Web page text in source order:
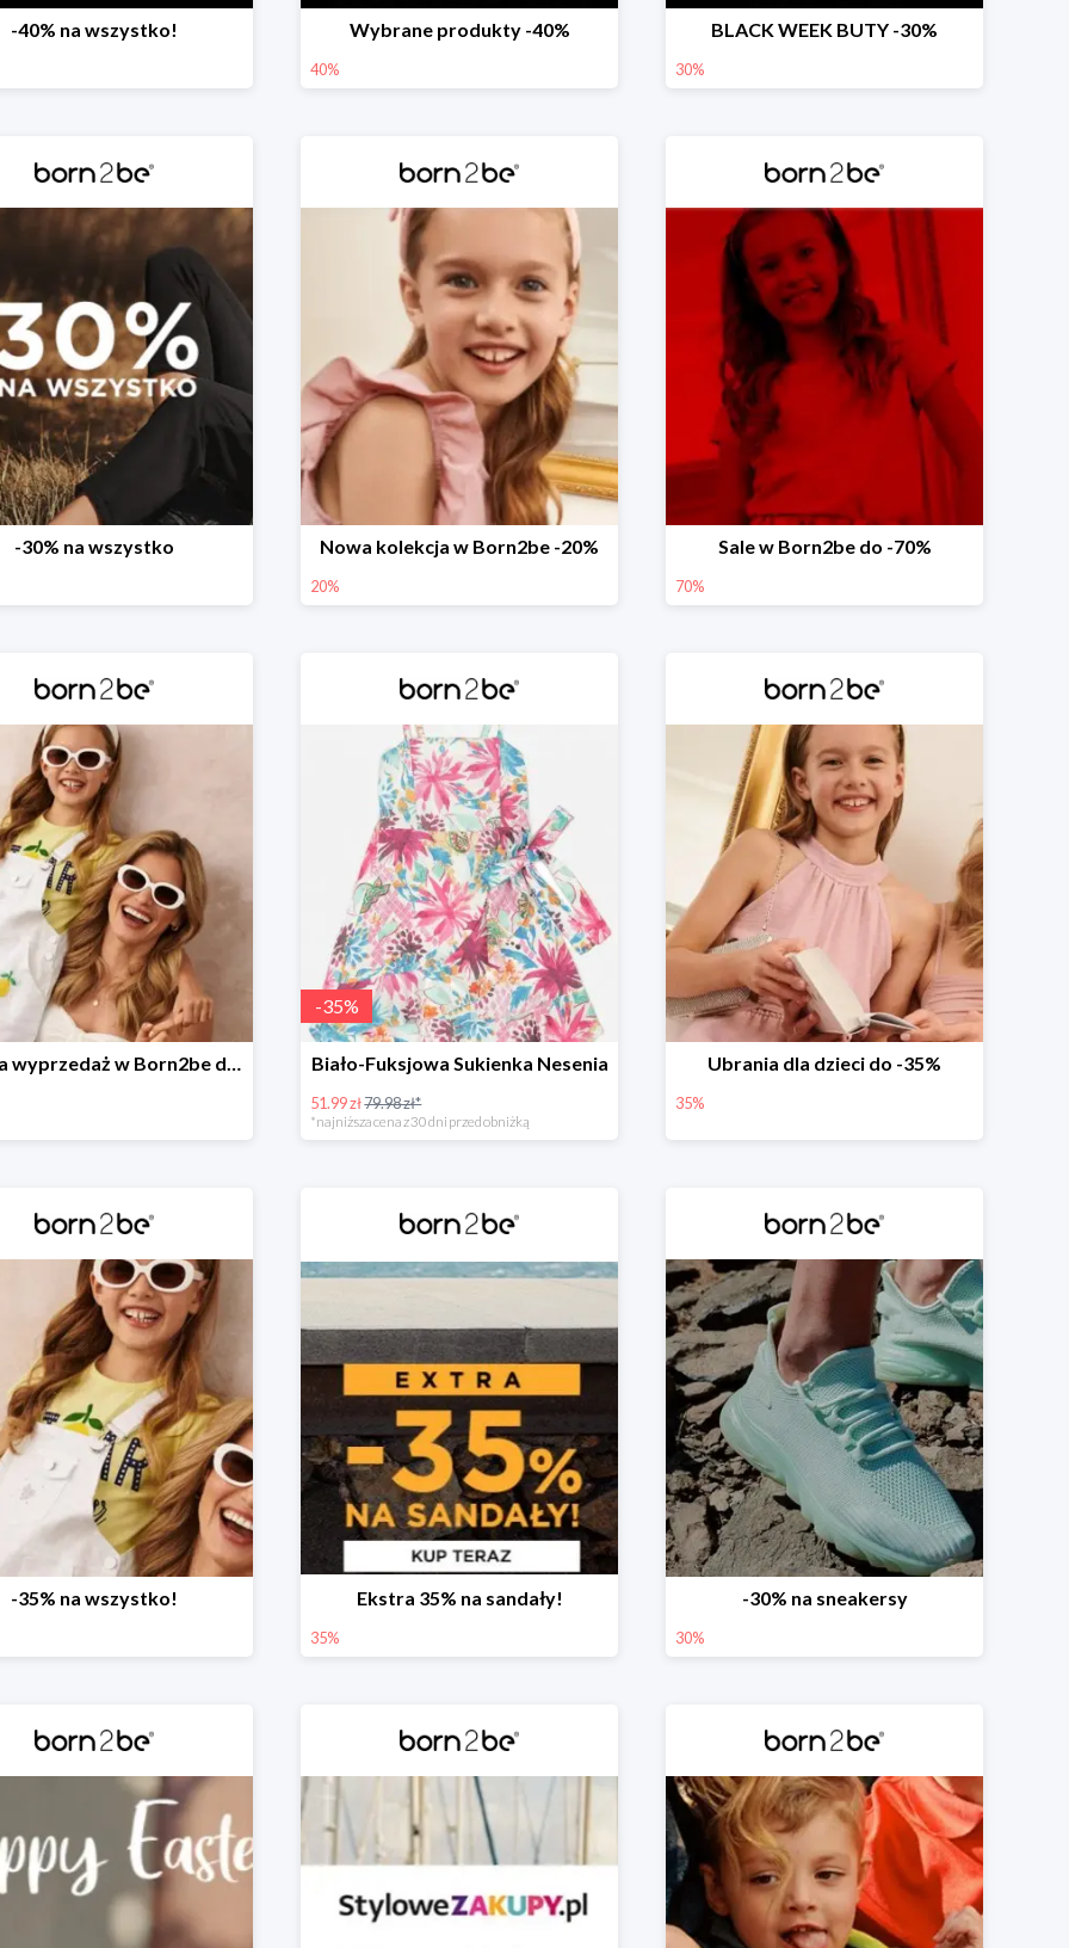
-40% na wszystko! Wybrane produkty -40%
40%
BLACK WEEK BUTY -30%
30%
-30% na wszystko Nowa kolekcja w Born2be -20%
20%
Sale w Born2be do -70%
70%
Wielka wyprzedaż w Born2be do -40%
-35%
Biało-Fuksjowa Sukienka Nesenia
51.99 zł79.98 zł*
*najniższa cena z 30 dni przed obniżką
Ubrania dla dzieci do -35%
35%
-35% na wszystko! Ekstra 35% na sandały!
35%
-30% na sneakersy
30%